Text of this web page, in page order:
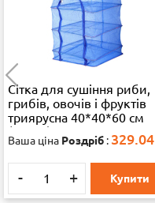
Сітка для сушіння риби,
грибів, овочів і фруктів
триярусна 40*40*60 см
(13286)
Ваша ціна Роздріб : 329.04
- + Купити